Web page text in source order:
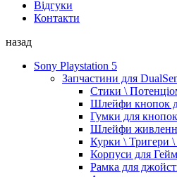
Відгуки
Контакти
назад
Sony Playstation 5
Запчастини для
Стики \
Шлейфи кнопок
Гумки для
Шлейфи
Курки \
Корпуси для
Рамка для